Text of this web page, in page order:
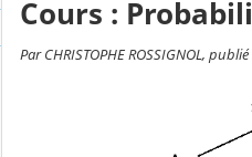
Cours :
Par CHRISTOPHE ROSSIGNOL,